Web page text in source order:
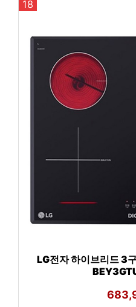
18
LG전자 하이브리드 3